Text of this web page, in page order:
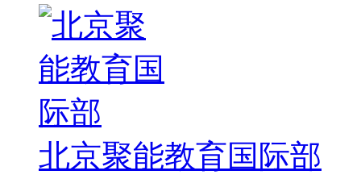
北京聚能教育国际部